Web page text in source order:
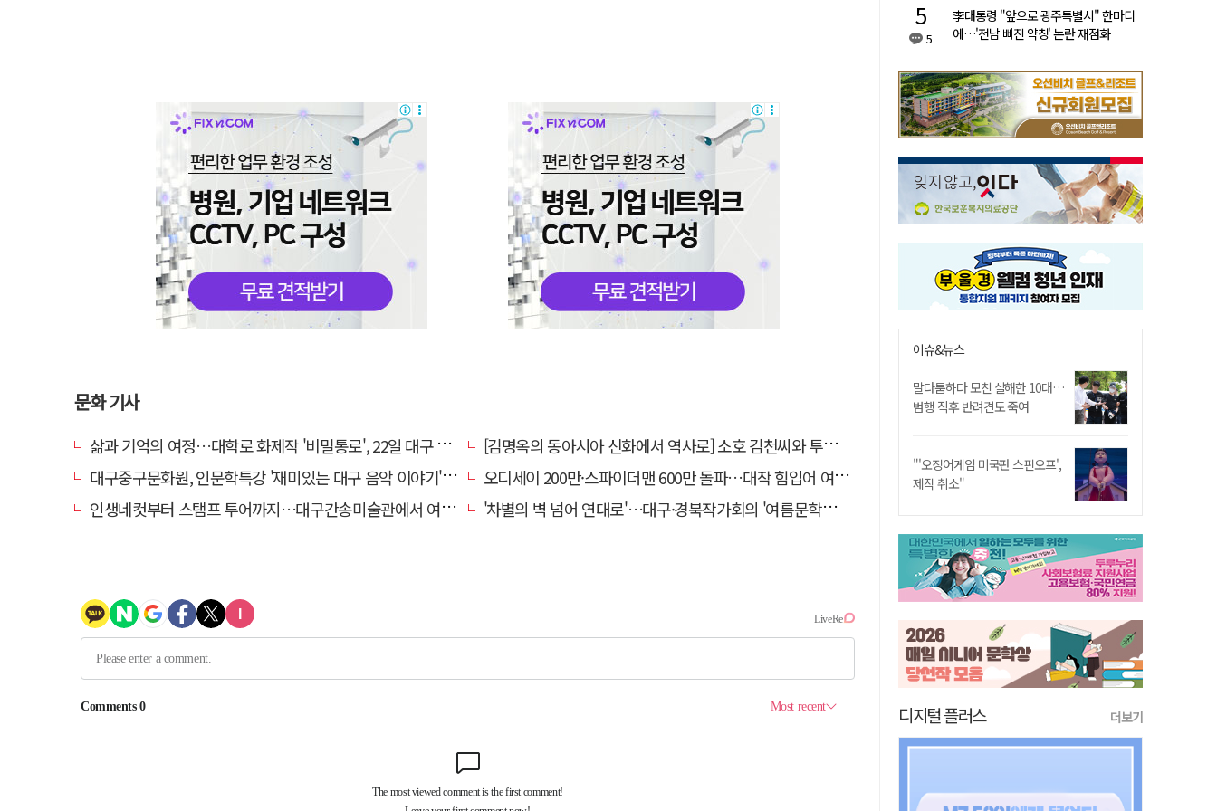
문화 기사
삶과 기억의 여정…대학로 화제작 '비밀통로', 22일 대구 첫 공연
[김명옥의 동아시아 신화에서 역사로] 소호 김천씨와 투후 김일제는 신라 왕실의 조상
대구중구문화원, 인문학특강 '재미있는 대구 음악 이야기' 개최
오디세이 200만·스파이더맨 600만 돌파…대작 힘입어 여름 극장·서점가 '웃음'
인생네컷부터 스탬프 투어까지…대구간송미술관에서 여름방학 즐겨볼까
'차별의 벽 넘어 연대로'…대구·경북작가회의 '여름문학제' 개최
5
李대통령 "앞으로 광주특별시" 한마디
에…'전남 빠진 약칭' 논란 재점화
이슈&뉴스
말다툼하다 모친 살해한 10대…
범행 직후 반려견도 죽여
"'오징어게임 미국판 스핀오프',
제작 취소"
디지털 플러스 더보기